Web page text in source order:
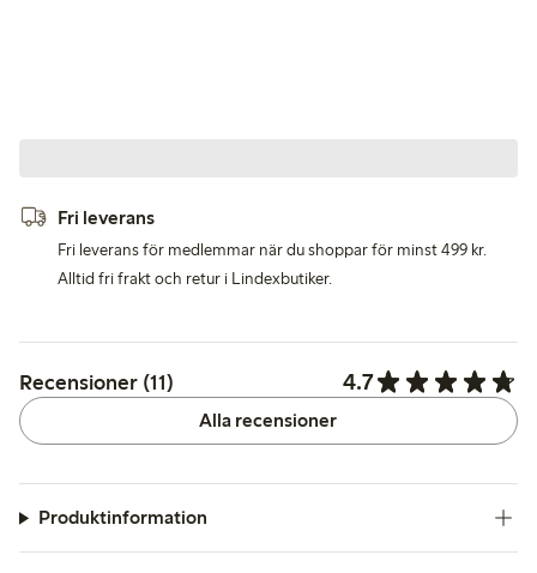
Fri leverans
Fri leverans för medlemmar när du shoppar för minst 499 kr.
Alltid fri frakt och retur i Lindexbutiker.
Recensioner (11) 4.7
Alla recensioner
Produktinformation